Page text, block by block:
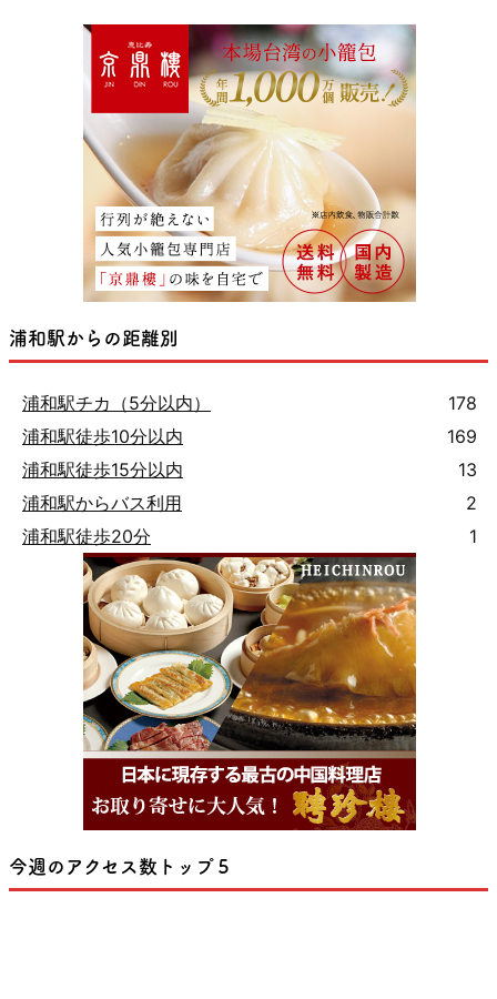
浦和駅からの距離別
浦和駅チカ（5分以内）
178
浦和駅徒歩10分以内
169
浦和駅徒歩15分以内
13
浦和駅からバス利用
2
浦和駅徒歩20分
1
今週のアクセス数トップ５